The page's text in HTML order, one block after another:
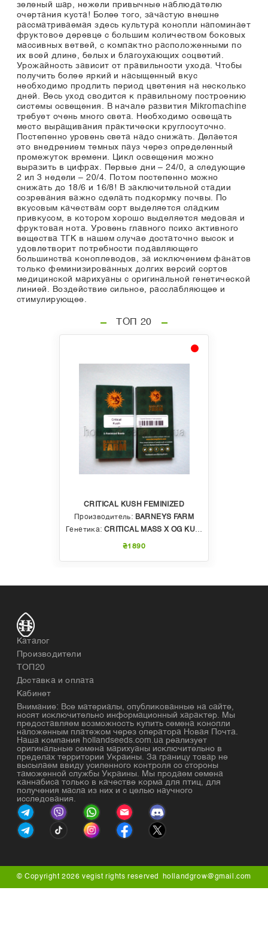
зеленый шар, нежели привычные наблюдателю
очертания куста! Более того, зачастую внешне
рассматриваемая здесь культура конопли напоминает
фруктовое деревце с большим количеством боковых
массивных ветвей, с компактно расположенными по
их всей длине, белых и благоухающих соцветий.
Урожайность зависит от правильности ухода. Чтобы
получить более яркий и насыщенный вкус
необходимо продлить период цветения на несколько
дней. Весь уход сводится к правильному построению
системы освещения. В начале развития Mikromachine
требует очень много света. Необходимо освещать
место выращивания практически круглосуточно.
Постепенно уровень света надо снижать. Делается
это внедрением темных пауз через определенный
промежуток времени. Цикл освещения можно
выразить в цифрах. Первые дни – 24/0, а следующие
2 ил 3 недели – 20/4. Потом постепенно можно
снижать до 18/6 и 16/8! В заключительной стадии
созревания важно сделать подкормку почвы. По
вкусовым качествам сорт выделяется сладким
привкусом, в котором хорошо выделяется медовая и
фруктовая нота. Уровень главного психо активного
вещества ТГК в нашем случае достаточно высок и
удовлетворит потребности подавляющего
большинства коноплеводов, за исключением фанатов
только феминизированных долгих версий сортов
медицинской марихуаны с оригинальной генетической
линией. Воздействие сильное, расслабляющее и
стимулирующее.
ТОП 20
CRITICAL KUSH FEMINIZED
Производитель: BARNEYS FARM
Генетика: CRITICAL MASS X OG KUSH
₴1890
Каталог
Производители
ТОП20
Доставка и оплата
Кабинет
Внимание: Все материалы, опубликованные на сайте,
носят исключительно информационный характер. Мы
предоставляем возможность купить семена конопли
наложенным платежом через оператора Новая Почта.
Наша компания hollandseeds.com.ua реализует
оригинальные семена марихуаны исключительно в
пределах территории Украины. За границу товар не
высылаем ввиду усиленного контроля со стороны
таможенной службы Украины. Мы продаем семена
каннабиса только в качестве корма для птиц, для
получения масла из них и с целью научного
исследования.
© Copyright 2026 vegist rights reserved hollandgrow@gmail.com